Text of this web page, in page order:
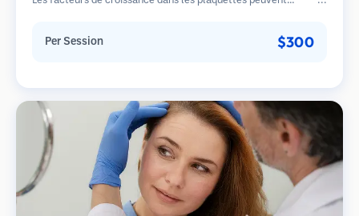
Plusieurs séances sont généralement nécessaires.
Per Session $300